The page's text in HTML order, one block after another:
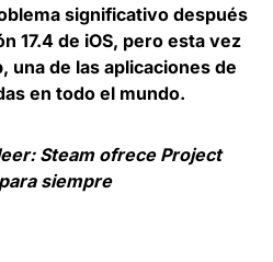
significativo después
17.4 de iOS, pero esta vez
una de las aplicaciones de
en todo el mundo.
Steam ofrece Project
siempre